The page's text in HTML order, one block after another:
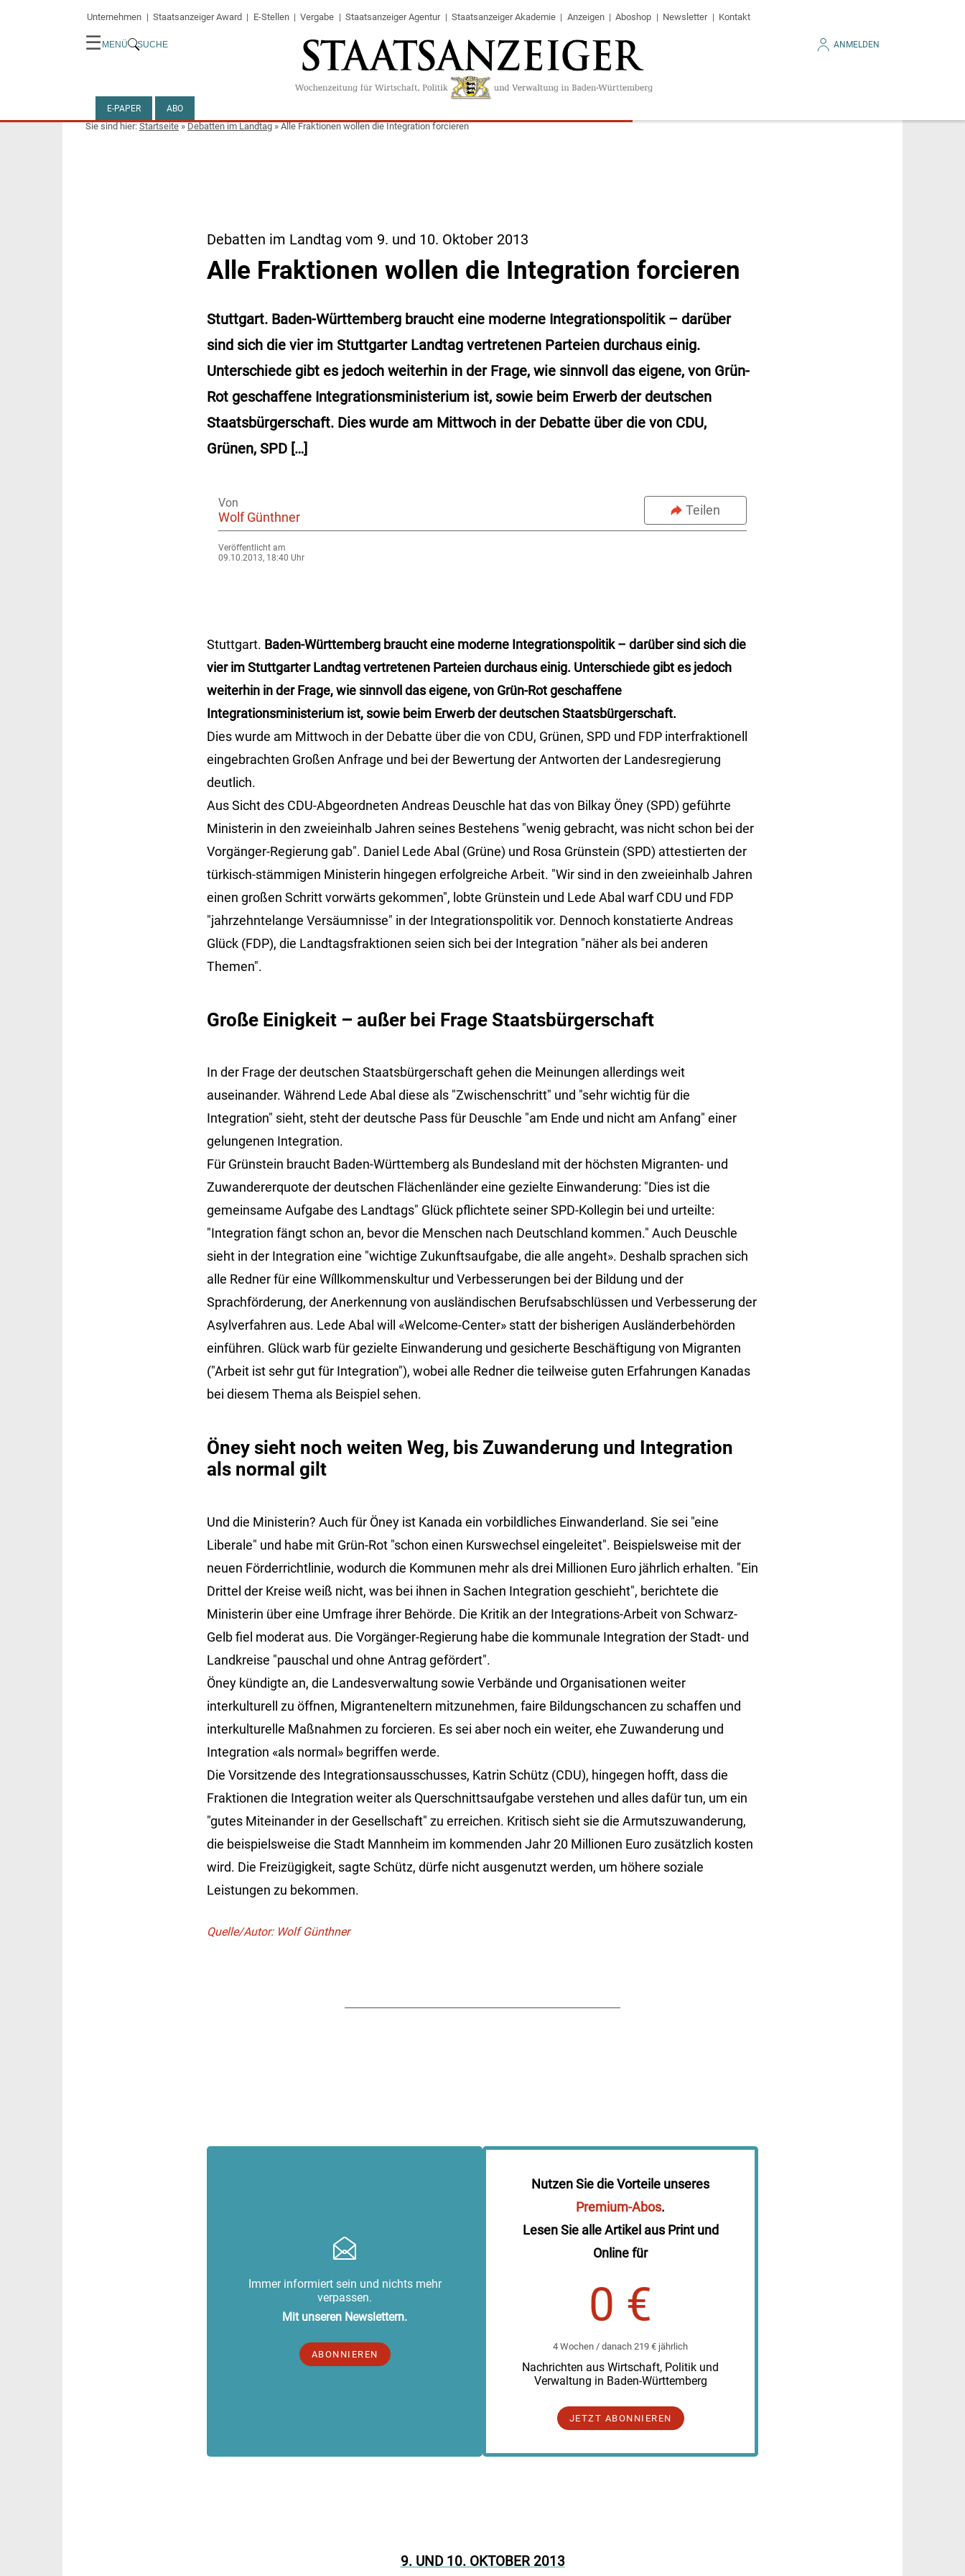
Unternehmen Staatsanzeiger Award E-Stellen Vergabe Staatsanzeiger Agentur Staatsanzeiger Akademie Anzeigen Aboshop Newsletter Kontakt
☰ MENÜ SUCHE ANMELDEN
E-PAPER ABO
Startseite»Debatten im Landtag»Alle Fraktionen wollen die Integration forcieren
Debatten im Landtag vom 9. und 10. Oktober 2013
Alle Fraktionen wollen die Integration forcieren
Stuttgart. Baden-Württemberg braucht eine moderne Integrationspolitik – darüber
sind sich die vier im Stuttgarter Landtag vertretenen Parteien durchaus einig.
Unterschiede gibt es jedoch weiterhin in der Frage, wie sinnvoll das eigene, von Grün-
Rot geschaffene Integrationsministerium ist, sowie beim Erwerb der deutschen
Staatsbürgerschaft. Dies wurde am Mittwoch in der Debatte über die von CDU,
Grünen, SPD […]
Von
Wolf Günthner Teilen
Veröffentlicht am
09.10.2013, 18:40 Uhr
Stuttgart. Baden-Württemberg braucht eine moderne Integrationspolitik – darüber sind sich die
vier im Stuttgarter Landtag vertretenen Parteien durchaus einig. Unterschiede gibt es jedoch
weiterhin in der Frage, wie sinnvoll das eigene, von Grün-Rot geschaffene
Integrationsministerium ist, sowie beim Erwerb der deutschen Staatsbürgerschaft.
Dies wurde am Mittwoch in der Debatte über die von CDU, Grünen, SPD und FDP interfraktionell
eingebrachten Großen Anfrage und bei der Bewertung der Antworten der Landesregierung
deutlich.
Aus Sicht des CDU-Abgeordneten Andreas Deuschle hat das von Bilkay Öney (SPD) geführte
Ministerin in den zweieinhalb Jahren seines Bestehens "wenig gebracht, was nicht schon bei der
Vorgänger-Regierung gab". Daniel Lede Abal (Grüne) und Rosa Grünstein (SPD) attestierten der
türkisch-stämmigen Ministerin hingegen erfolgreiche Arbeit. "Wir sind in den zweieinhalb Jahren
einen großen Schritt vorwärts gekommen", lobte Grünstein und Lede Abal warf CDU und FDP
"jahrzehntelange Versäumnisse" in der Integrationspolitik vor. Dennoch konstatierte Andreas
Glück (FDP), die Landtagsfraktionen seien sich bei der Integration "näher als bei anderen
Themen".
Große Einigkeit – außer bei Frage Staatsbürgerschaft
In der Frage der deutschen Staatsbürgerschaft gehen die Meinungen allerdings weit
auseinander. Während Lede Abal diese als "Zwischenschritt" und "sehr wichtig für die
Integration" sieht, steht der deutsche Pass für Deuschle "am Ende und nicht am Anfang" einer
gelungenen Integration.
Für Grünstein braucht Baden-Württemberg als Bundesland mit der höchsten Migranten- und
Zuwandererquote der deutschen Flächenländer eine gezielte Einwanderung: "Dies ist die
gemeinsame Aufgabe des Landtags" Glück pflichtete seiner SPD-Kollegin bei und urteilte:
"Integration fängt schon an, bevor die Menschen nach Deutschland kommen." Auch Deuschle
sieht in der Integration eine "wichtige Zukunftsaufgabe, die alle angeht». Deshalb sprachen sich
alle Redner für eine Wíllkommenskultur und Verbesserungen bei der Bildung und der
Sprachförderung, der Anerkennung von ausländischen Berufsabschlüssen und Verbesserung der
Asylverfahren aus. Lede Abal will «Welcome-Center» statt der bisherigen Ausländerbehörden
einführen. Glück warb für gezielte Einwanderung und gesicherte Beschäftigung von Migranten
("Arbeit ist sehr gut für Integration"), wobei alle Redner die teilweise guten Erfahrungen Kanadas
bei diesem Thema als Beispiel sehen.
Öney sieht noch weiten Weg, bis Zuwanderung und Integration
als normal gilt
Und die Ministerin? Auch für Öney ist Kanada ein vorbildliches Einwanderland. Sie sei "eine
Liberale" und habe mit Grün-Rot "schon einen Kurswechsel eingeleitet". Beispielsweise mit der
neuen Förderrichtlinie, wodurch die Kommunen mehr als drei Millionen Euro jährlich erhalten. "Ein
Drittel der Kreise weiß nicht, was bei ihnen in Sachen Integration geschieht", berichtete die
Ministerin über eine Umfrage ihrer Behörde. Die Kritik an der Integrations-Arbeit von Schwarz-
Gelb fiel moderat aus. Die Vorgänger-Regierung habe die kommunale Integration der Stadt- und
Landkreise "pauschal und ohne Antrag gefördert".
Öney kündigte an, die Landesverwaltung sowie Verbände und Organisationen weiter
interkulturell zu öffnen, Migranteneltern mitzunehmen, faire Bildungschancen zu schaffen und
interkulturelle Maßnahmen zu forcieren. Es sei aber noch ein weiter, ehe Zuwanderung und
Integration «als normal» begriffen werde.
Die Vorsitzende des Integrationsausschusses, Katrin Schütz (CDU), hingegen hofft, dass die
Fraktionen die Integration weiter als Querschnittsaufgabe verstehen und alles dafür tun, um ein
"gutes Miteinander in der Gesellschaft" zu erreichen. Kritisch sieht sie die Armutszuwanderung,
die beispielsweise die Stadt Mannheim im kommenden Jahr 20 Millionen Euro zusätzlich kosten
wird. Die Freizügigkeit, sagte Schütz, dürfe nicht ausgenutzt werden, um höhere soziale
Leistungen zu bekommen.
Quelle/Autor: Wolf Günthner
Immer informiert sein und nichts mehr
verpassen.
Mit unseren Newslettern.
ABONNIEREN
Nutzen Sie die Vorteile unseres
Premium-Abos.
Lesen Sie alle Artikel aus Print und
Online für
0 €
4 Wochen / danach 219 € jährlich
Nachrichten aus Wirtschaft, Politik und
Verwaltung in Baden-Württemberg
JETZT ABONNIEREN
9. UND 10. OKTOBER 2013